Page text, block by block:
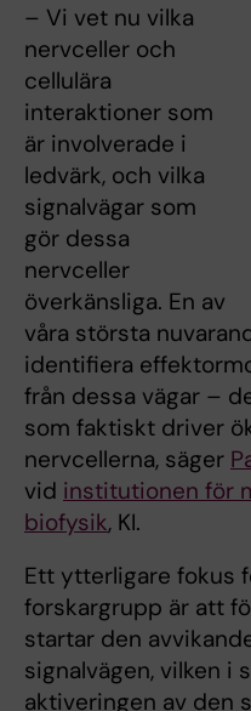
– Vi vet nu vilka
nervceller och
cellulära
interaktioner som
är involverade i
ledvärk, och vilka
signalvägar som
gör dessa
nervceller
överkänsliga. En av
våra största
identifiera
från dessa vägar –
som faktiskt driver
nervcellerna, säger
vid institutionen för
biofysik, KI.
Ett ytterligare fokus
forskargrupp är att
startar den
signalvägen, vilken i
aktiveringen av den